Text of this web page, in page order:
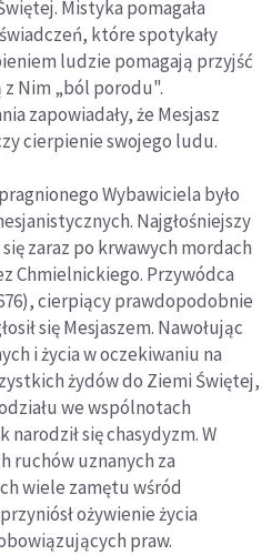
Mistyka pomagała
które spotykały
ludzie pomagają przyjść
z Nim „ból porodu".
zapowiadały, że Mesjasz
cierpienie swojego ludu.
Wybawiciela było
Najgłośniejszy
zaraz po krwawych mordach
Chmielnickiego. Przywódca
cierpiący prawdopodobnie
się Mesjaszem. Nawołując
i życia w oczekiwaniu na
żydów do Ziemi Świętej,
we wspólnotach
się chasydyzm. W
ruchów uznanych za
wiele zamętu wśród
ożywienie życia
praw.